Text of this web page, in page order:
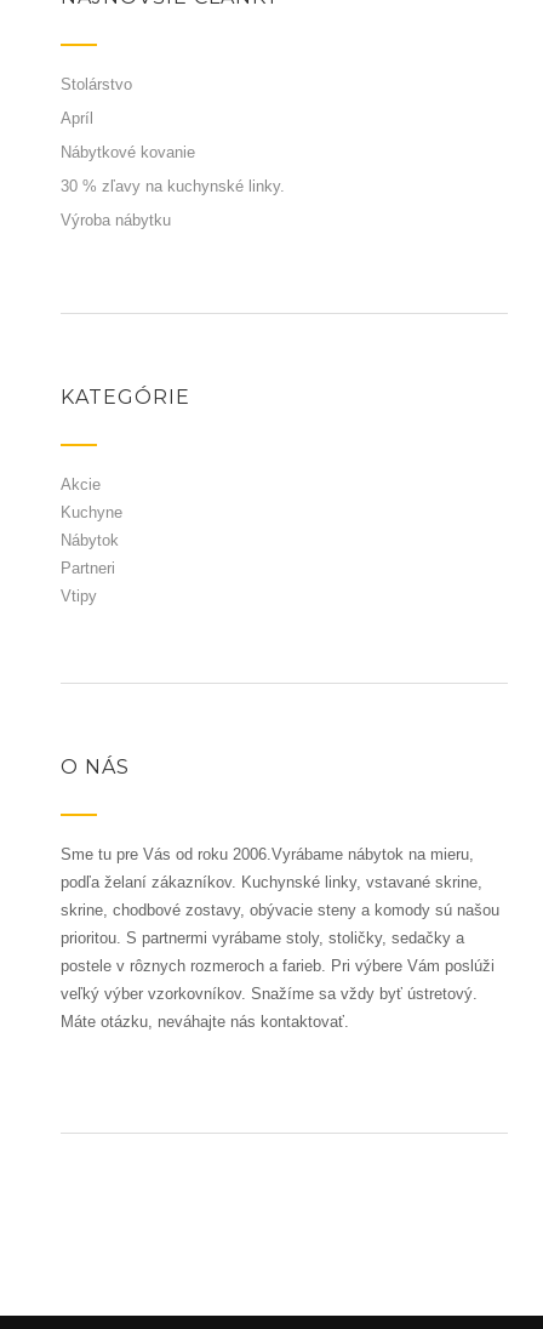
Stolárstvo
Apríl
Nábytkové kovanie
30 % zľavy na kuchynské linky.
Výroba nábytku
KATEGÓRIE
Akcie
Kuchyne
Nábytok
Partneri
Vtipy
O NÁS
Sme tu pre Vás od roku 2006.Vyrábame nábytok na mieru,
podľa želaní zákazníkov. Kuchynské linky, vstavané skrine,
skrine, chodbové zostavy, obývacie steny a komody sú našou
prioritou. S partnermi vyrábame stoly, stoličky, sedačky a
postele v rôznych rozmeroch a farieb. Pri výbere Vám poslúži
veľký výber vzorkovníkov. Snažíme sa vždy byť ústretový.
Máte otázku, neváhajte nás kontaktovať.